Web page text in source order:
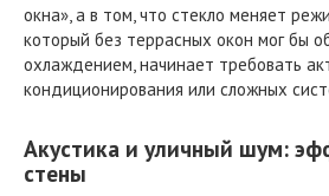
окна», а в том, что стекло меняет
который без террасных окон мог бы
охлаждением, начинает требовать
кондиционирования или сложных
Акустика и уличный шум:
стены